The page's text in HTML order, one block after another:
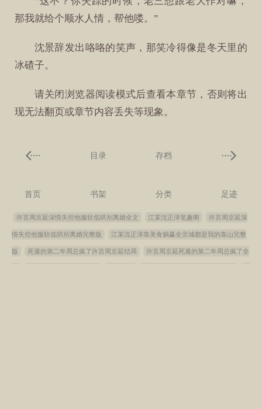
那我就给个顺水人情，帮他喽。”
沈景辞发出咯咯的笑声，那笑冷得像是冬天里的
冰碴子。
请关闭浏览器阅读模式后查看本章节，否则将出
现无法翻页或章节内容丢失等现象。
目录 存档
首页 书架 分类 足迹
许言周京延深情失控他服软低哄别离婚全文 江茉沈正泽笔趣阁 许言周京延深
情失控他服软低哄别离婚完整版 江茉沈正泽靠美食躺赢全京城都是我的靠山完整
版 死遁的第二年周总疯了许言周京延结局 许言周京延死遁的第二年周总疯了全